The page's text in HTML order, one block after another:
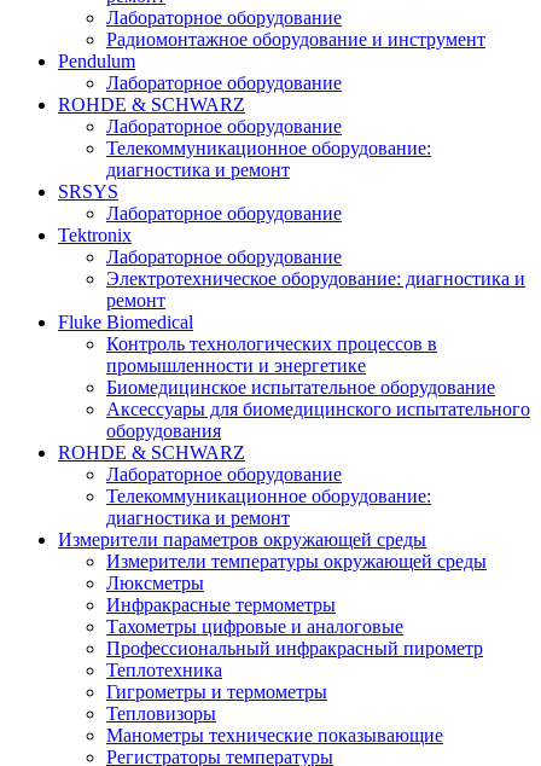
Лабораторное оборудование
Радиомонтажное оборудование и инструмент
Pendulum
Лабораторное оборудование
ROHDE & SCHWARZ
Лабораторное оборудование
Телекоммуникационное оборудование:
диагностика и ремонт
SRSYS
Лабораторное оборудование
Tektronix
Лабораторное оборудование
Электротехническое оборудование: диагностика и
ремонт
Fluke Biomedical
Контроль технологических процессов в
промышленности и энергетике
Биомедицинское испытательное оборудование
Аксессуары для биомедицинского испытательного
оборудования
ROHDE & SCHWARZ
Лабораторное оборудование
Телекоммуникационное оборудование:
диагностика и ремонт
Измерители параметров окружающей среды
Измерители температуры окружающей среды
Люксметры
Инфракрасные термометры
Тахометры цифровые и аналоговые
Профессиональный инфракрасный пирометр
Теплотехника
Гигрометры и термометры
Тепловизоры
Манометры технические показывающие
Регистраторы температуры